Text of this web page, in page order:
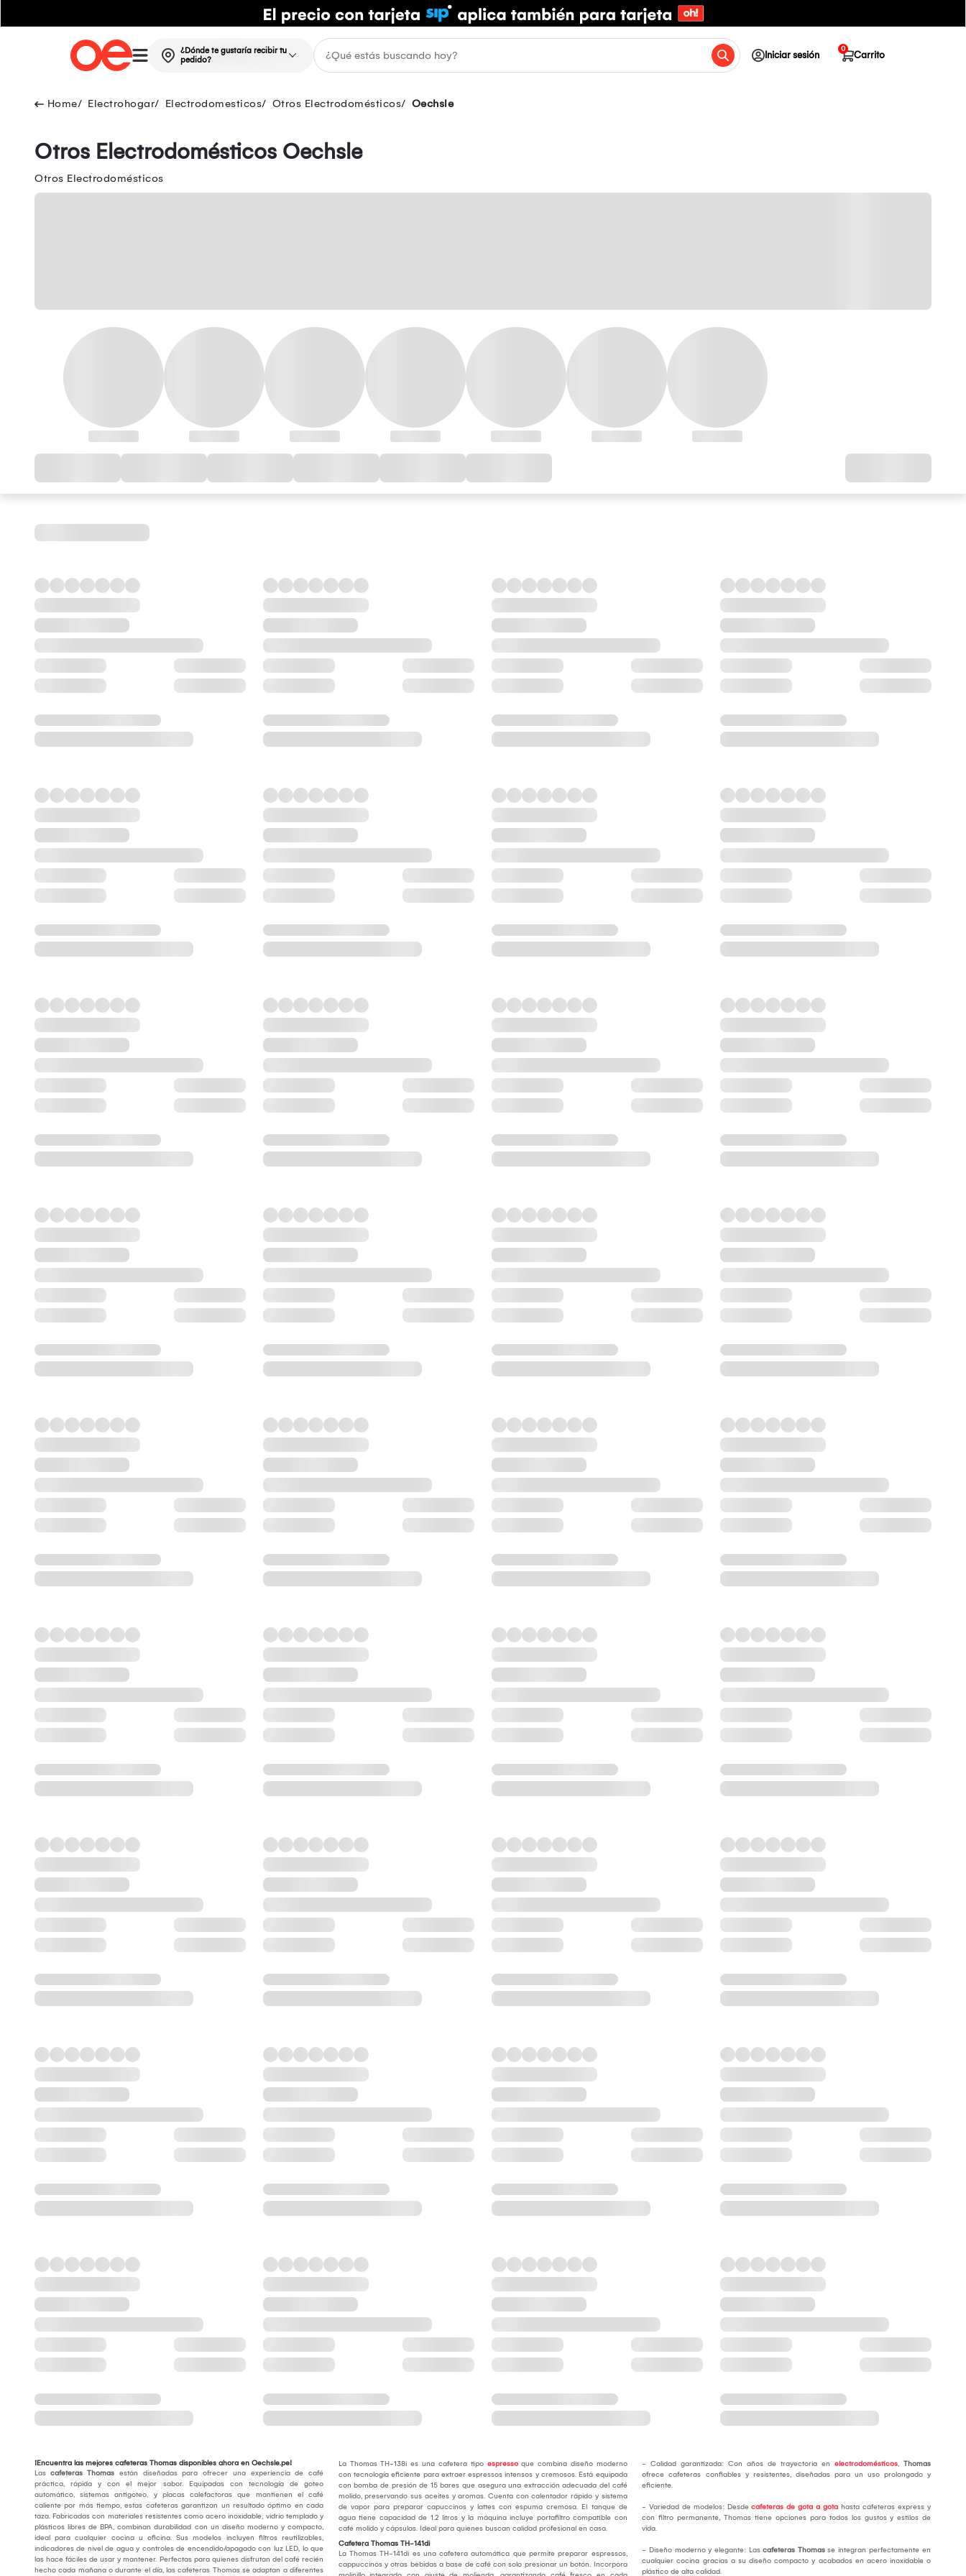
¿Dónde te gustaría recibir tu
pedido?
Iniciar sesión Carrito
0
Electrohogar Electrodomesticos Otros Electrodomésticos Oechsle
Otros Electrodomésticos Oechsle
Otros Electrodomésticos
¡Encuentra las mejores cafeteras Thomas disponibles ahora en Oechsle.pe!
Las cafeteras Thomas están diseñadas para ofrecer una experiencia de café
práctica, rápida y con el mejor sabor. Equipadas con tecnología de goteo
automático, sistemas antigoteo, y placas calefactoras que mantienen el café
caliente por más tiempo, estas cafeteras garantizan un resultado óptimo en cada
taza. Fabricadas con materiales resistentes como acero inoxidable, vidrio templado y
plásticos libres de BPA, combinan durabilidad con un diseño moderno y compacto,
ideal para cualquier cocina u oficina. Sus modelos incluyen filtros reutilizables,
indicadores de nivel de agua y controles de encendido/apagado con luz LED, lo que
las hace fáciles de usar y mantener. Perfectas para quienes disfrutan del café recién
hecho cada mañana o durante el día, las cafeteras Thomas se adaptan a diferentes
La Thomas TH-138i es una cafetera tipo espressoque combina diseño moderno
con tecnología eficiente para extraer espressos intensos y cremosos. Está equipada
con bomba de presión de 15 bares que asegura una extracción adecuada del café
molido, preservando sus aceites y aromas. Cuenta con calentador rápido y sistema
de vapor para preparar capuccinos y lattes con espuma cremosa. El tanque de
agua tiene capacidad de 1.2 litros y la máquina incluye portafiltro compatible con
café molido y cápsulas. Ideal para quienes buscan calidad profesional en casa.
Cafetera Thomas TH-141di
La Thomas TH-141di es una cafetera automática que permite preparar espressos,
cappuccinos y otras bebidas a base de café con solo presionar un botón. Incorpora
- Calidad garantizada: Con años de trayectoria enelectrodomésticos,Thomas
ofrece cafeteras confiables y resistentes, diseñadas para un uso prolongado y
eficiente.
- Variedad de modelos: Desdecafeteras de gota a gota hasta cafeteras express y
con filtro permanente, Thomas tiene opciones para todos los gustos y estilos de
vida.
- Diseño moderno y elegante: Lascafeteras Thomasse integran perfectamente en
cualquier cocina gracias a su diseño compacto y acabados en acero inoxidable o
plástico de alta calidad.